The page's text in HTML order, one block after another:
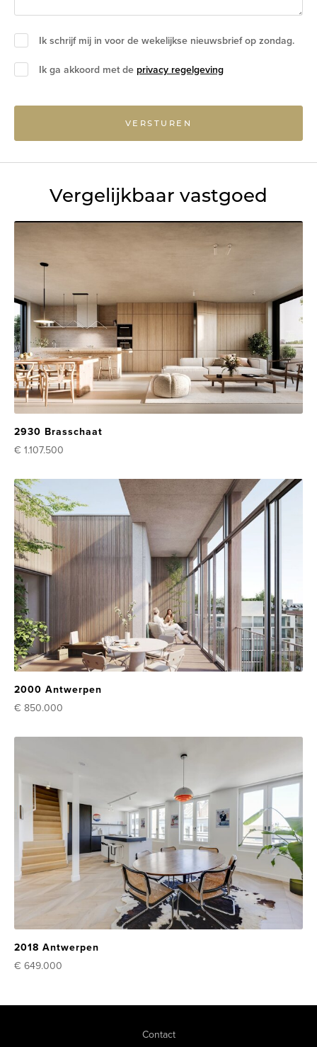
Ik schrijf mij in voor de wekelijkse nieuwsbrief op zondag.
Ik ga akkoord met de privacy regelgeving
VERSTUREN
Vergelijkbaar vastgoed
2930 Brasschaat
€ 1.107.500
2000 Antwerpen
€ 850.000
2018 Antwerpen
€ 649.000
Contact